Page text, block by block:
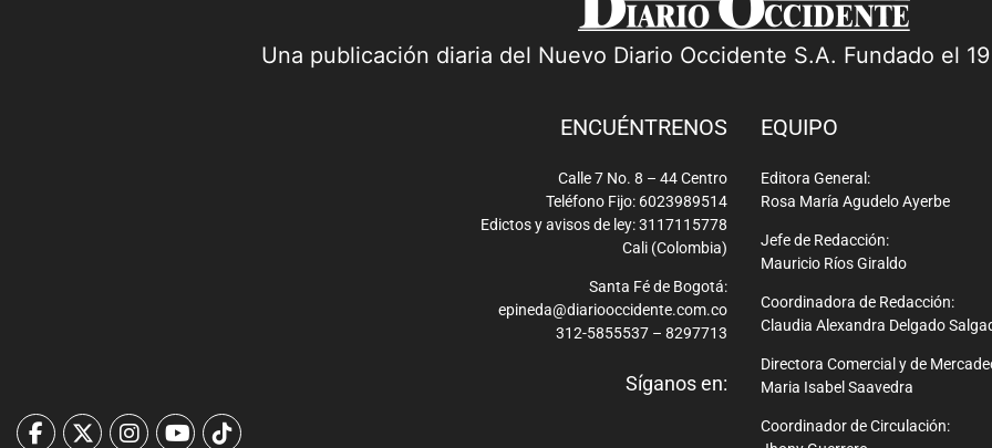
Una publicación diaria del Nuevo Diario Occidente S.A. Fundado el
ENCUÉNTRENOS
Calle 7 No. 8 – 44 Centro
Teléfono Fijo: 6023989514
Edictos y avisos de ley: 3117115778
Cali (Colombia)
Santa Fé de Bogotá:
epineda@diariooccidente.com.co
312-5855537 – 8297713
Síganos en:
EQUIPO
Editora General:
Rosa María Agudelo Ayerbe
Jefe de Redacción:
Mauricio Ríos Giraldo
Coordinadora de Redacción:
Claudia Alexandra Delgado
Directora Comercial y de
Maria Isabel Saavedra
Coordinador de Circulación: